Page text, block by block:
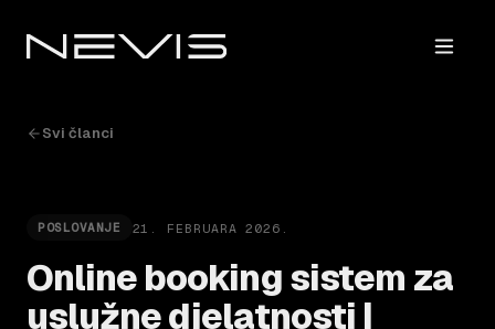
Svi članci
POSLOVANJE 21. FEBRUARA 2026.
Online booking sistem za
uslužne djelatnosti |